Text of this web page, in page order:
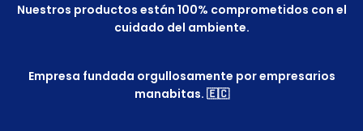
Nuestros productos están 100% comprometidos con el
cuidado del ambiente.
Empresa fundada orgullosamente por empresarios
manabitas. 🇪🇨